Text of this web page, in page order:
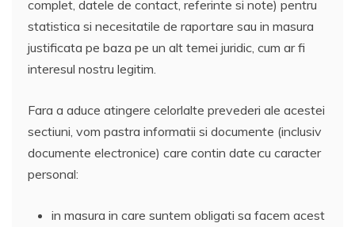
complet, datele de contact, referinte si note) pentru
statistica si necesitatile de raportare sau in masura
justificata pe baza pe un alt temei juridic, cum ar fi
interesul nostru legitim.
Fara a aduce atingere celorlalte prevederi ale acestei
sectiuni, vom pastra informatii si documente (inclusiv
documente electronice) care contin date cu caracter
personal:
in masura in care suntem obligati sa facem acest